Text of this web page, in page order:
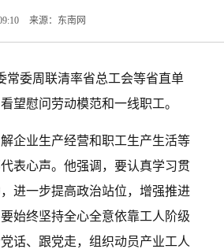
来源：东南网
常委周联清率省总工会等省直单
望慰问劳动模范和一线职工。
企业生产经营和职工生产生活等
表心声。他强调，要认真学习贯
进一步提高政治站位，增强推进
始终坚持全心全意依靠工人阶级
话、跟党走，组织动员产业工人